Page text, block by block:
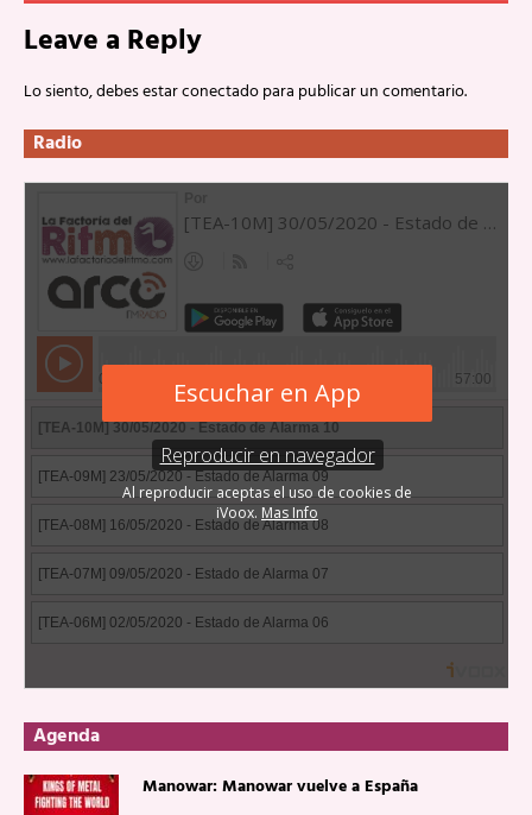
Leave a Reply
Lo siento, debes estarconectadopara publicar un comentario.
Radio
Agenda
Manowar: Manowar vuelve a España